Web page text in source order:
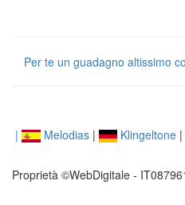
Per te un guadagno altissimo
| Melodias| Klingeltone|
Proprietà ©WebDigitale -